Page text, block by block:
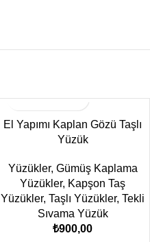
El Yapımı Kaplan Gözü Taşlı
Yüzük
Yüzükler, Gümüş Kaplama
Yüzükler, Kapşon Taş
Yüzükler, Taşlı Yüzükler, Tekli
Sıvama Yüzük
₺900,00